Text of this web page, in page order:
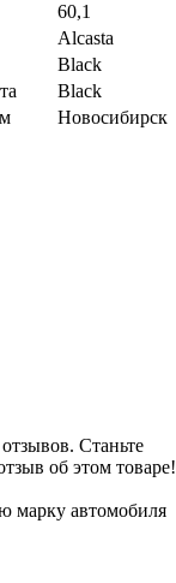
60,1
Alcasta
Black
Black
Новосибирск
Станьте
об этом товаре!
марку автомобиля